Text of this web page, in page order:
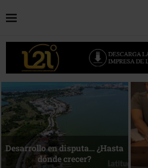
Bottega, un viaje servido a la
mesa